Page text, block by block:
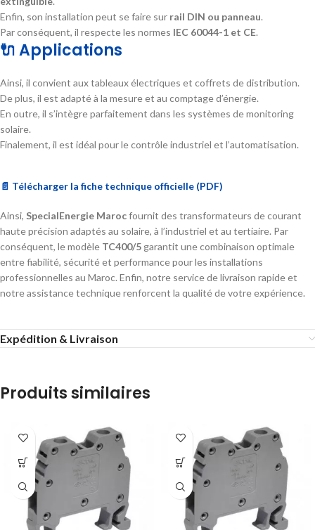
Enfin, son installation peut se faire sur rail DIN ou panneau.
Par conséquent, il respecte les normes IEC 60044-1 et CE.
🔌 Applications
Ainsi, il convient aux tableaux électriques et coffrets de distribution.
De plus, il est adapté à la mesure et au comptage d’énergie.
En outre, il s’intègre parfaitement dans les systèmes de monitoring
solaire.
Finalement, il est idéal pour le contrôle industriel et l’automatisation.
📄 Télécharger la fiche technique officielle (PDF)
Ainsi, SpecialEnergie Marocfournit des transformateurs de courant
haute précision adaptés au solaire, à l’industriel et au tertiaire. Par
conséquent, le modèle TC400/5 garantit une combinaison optimale
entre fiabilité, sécurité et performance pour les installations
professionnelles au Maroc. Enfin, notre service de livraison rapide et
notre assistance technique renforcent la qualité de votre expérience.
Expédition & Livraison
Produits similaires